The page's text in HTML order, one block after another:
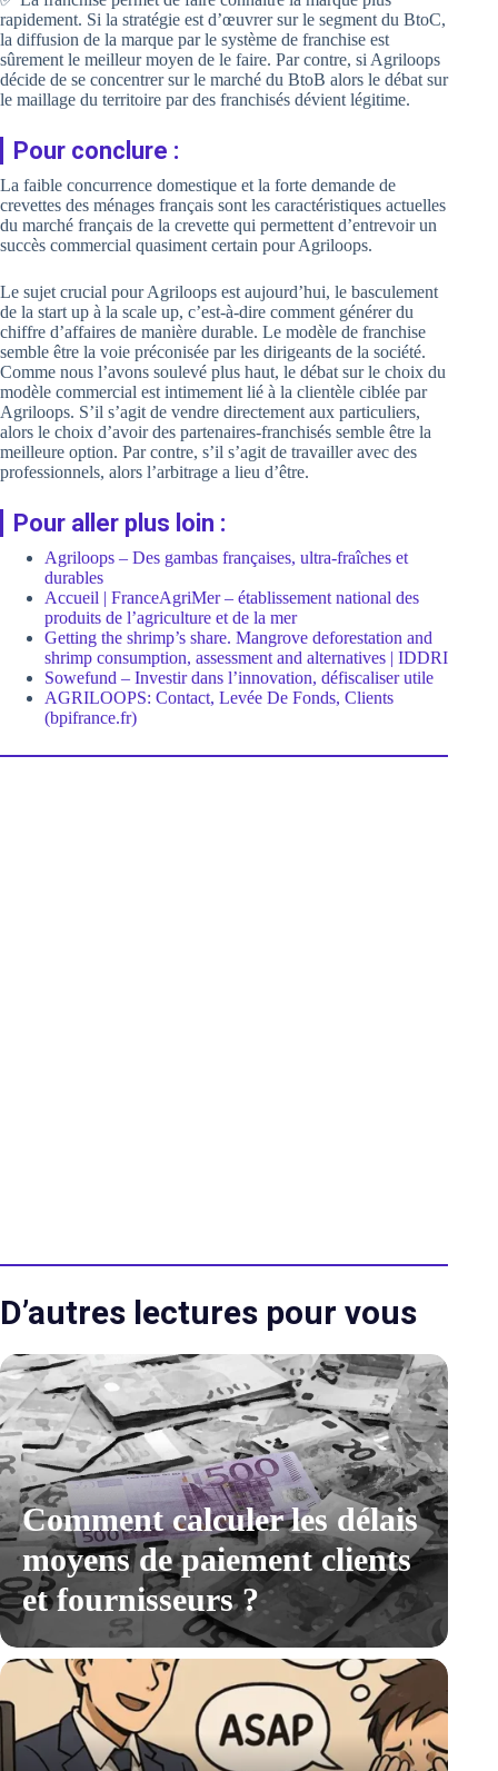
rapidement. Si la stratégie est d’œuvrer sur le segment du BtoC,
la diffusion de la marque par le système de franchise est
sûrement le meilleur moyen de le faire. Par contre, si Agriloops
décide de se concentrer sur le marché du BtoB alors le débat sur
le maillage du territoire par des franchisés dévient légitime.
Pour conclure :
La faible concurrence domestique et la forte demande de
crevettes des ménages français sont les caractéristiques actuelles
du marché français de la crevette qui permettent d’entrevoir un
succès commercial quasiment certain pour Agriloops.
Le sujet crucial pour Agriloops est aujourd’hui, le basculement
de la start up à la scale up, c’est-à-dire comment générer du
chiffre d’affaires de manière durable. Le modèle de franchise
semble être la voie préconisée par les dirigeants de la société.
Comme nous l’avons soulevé plus haut, le débat sur le choix du
modèle commercial est intimement lié à la clientèle ciblée par
Agriloops. S’il s’agit de vendre directement aux particuliers,
alors le choix d’avoir des partenaires-franchisés semble être la
meilleure option. Par contre, s’il s’agit de travailler avec des
professionnels, alors l’arbitrage a lieu d’être.
Pour aller plus loin :
Agriloops – Des gambas françaises, ultra-fraîches et
durables
Accueil | FranceAgriMer – établissement national des
produits de l’agriculture et de la mer
Getting the shrimp’s share. Mangrove deforestation and
shrimp consumption, assessment and alternatives | IDDRI
Sowefund – Investir dans l’innovation, défiscaliser utile
AGRILOOPS: Contact, Levée De Fonds, Clients
(bpifrance.fr)
D’autres lectures pour vous
Comment calculer les délais
moyens de paiement clients
et fournisseurs ?